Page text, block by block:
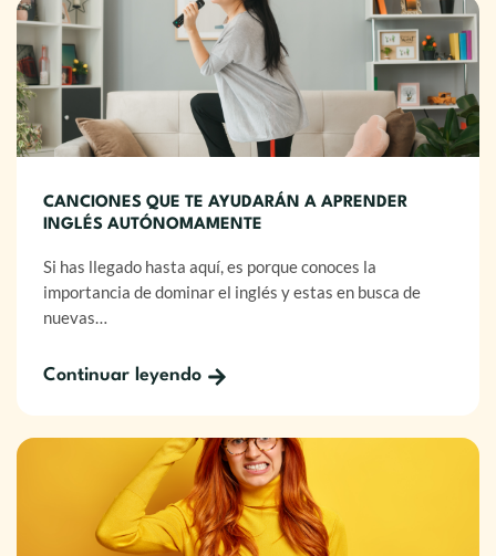
CANCIONES QUE TE AYUDARÁN A APRENDER
INGLÉS AUTÓNOMAMENTE
Si has llegado hasta aquí, es porque conoces la
importancia de dominar el inglés y estas en busca de
nuevas…
Continuar leyendo